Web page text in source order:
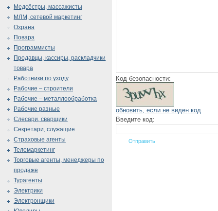
Код безопасности:
обновить, если не виден код
Введите код:
Медсёстры, массажисты
МЛМ, сетевой маркетинг
Охрана
Повара
Программисты
Продавцы, кассиры, раскладчики
товара
Работники по уходу
Рабочие – строители
Рабочие – металлообработка
Рабочие разные
Слесари, сварщики
Секретари, служащие
Страховые агенты
Телемаркетинг
Торговые агенты, менеджеры по
продаже
Турагенты
Электрики
Электронщики